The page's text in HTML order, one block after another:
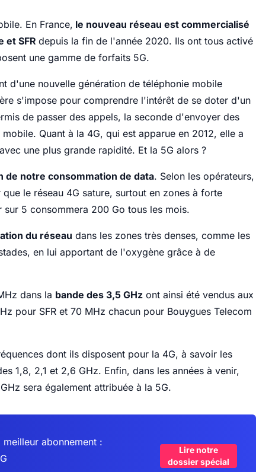
En France, le nouveau réseau est commercialisé
et SFR depuis la fin de l'année 2020. Ils ont tous activé
une gamme de forfaits 5G.
d'une nouvelle génération de téléphonie mobile
s'impose pour comprendre l'intérêt de se doter d'un
de passer des appels, la seconde d'envoyer des
Quant à la 4G, qui est apparue en 2012, elle a
une plus grande rapidité. Et la 5G alors ?
de notre consommation de data. Selon les opérateurs,
le réseau 4G sature, surtout en zones à forte
5 consommera 200 Go tous les mois.
du réseau dans les zones très denses, comme les
en lui apportant de l'oxygène grâce à de
dans la bande des 3,5 GHz ont ainsi été vendus aux
pour SFR et 70 MHz chacun pour Bouygues Telecom
dont ils disposent pour la 4G, à savoir les
1,8, 2,1 et 2,6 GHz. Enfin, dans les années à venir,
sera également attribuée à la 5G.
abonnement :
Lire notre
dossier spécial